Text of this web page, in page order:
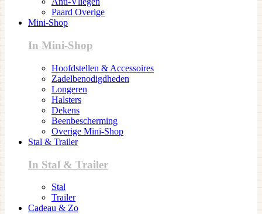
Paard Overige
Mini-Shop
In Mini-Shop
Hoofdstellen & Accessoires
Zadelbenodigdheden
Longeren
Halsters
Dekens
Beenbescherming
Overige Mini-Shop
Stal & Trailer
In Stal & Trailer
Stal
Trailer
Cadeau & Zo